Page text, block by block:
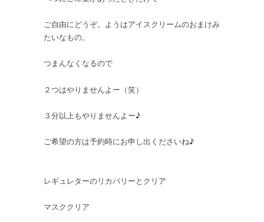
ご自由にどうぞ。ようはアイスクリームのおまけみ
たいなもの。
つまんなくなるので
２つはやりませんよー（笑）
３分以上もやりませんよー♪
ご希望の方は予約時にお申し出くださいね♪
レギュレターのリカバリーとクリア
マスククリア